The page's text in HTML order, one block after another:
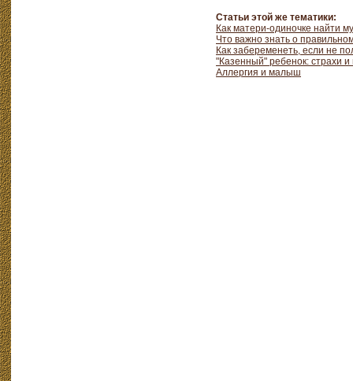
Статьи этой же тематики:
Как матери-одиночке найти
Что важно знать о
Как забеременеть, если не
"Казенный" ребенок: страхи
Аллергия и малыш